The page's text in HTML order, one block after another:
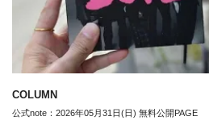
COLUMN
公式note：2026年05月31日(日) 無料公開PAGE